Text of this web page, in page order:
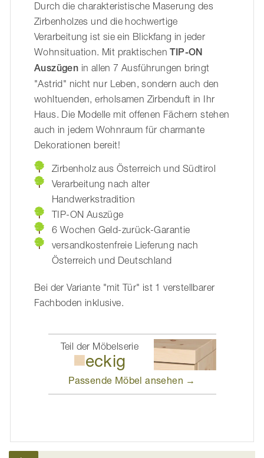
Durch die charakteristische Maserung des
Zirbenholzes und die hochwertige
Verarbeitung ist sie ein Blickfang in jeder
Wohnsituation. Mit praktischenTIP-ON
Auszügen in allen 7 Ausführungen bringt
"Astrid" nicht nur Leben, sondern auch den
wohltuenden, erholsamen Zirbenduft in Ihr
Haus. Die Modelle mit offenen Fächern stehen
auch in jedem Wohnraum für charmante
Dekorationen bereit!
Zirbenholz aus Österreich und Südtirol
Verarbeitung nach alter
Handwerkstradition
TIP-ON Auszüge
6 Wochen Geld-zurück-Garantie
versandkostenfreie Lieferung nach
Österreich und Deutschland
Bei der Variante "mit Tür" ist 1 verstellbarer
Fachboden inklusive.
Teil der Möbelserie
eckig
Passende Möbelansehen →